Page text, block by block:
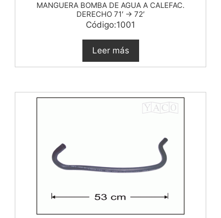
MANGUERA BOMBA DE AGUA A CALEFAC.
DERECHO 71′ -> 72′
Código:1001
Leer más